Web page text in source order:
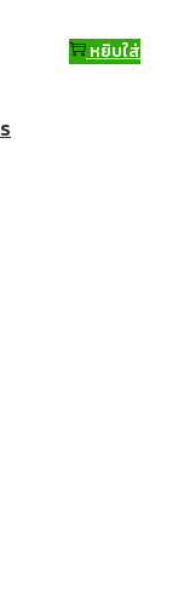
หยิบใส่